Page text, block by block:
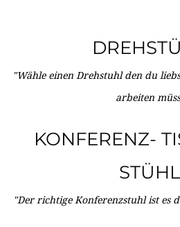
"Wähle einen Drehstuhl den du
arbeiten
KONFERENZ-
"Der richtige Konferenzstuhl ist es